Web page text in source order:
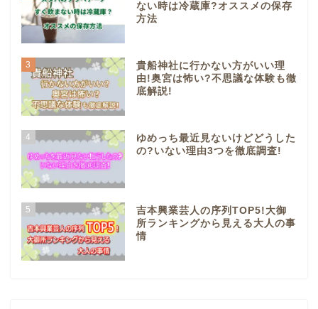
ない時は冷蔵庫?オススメの保存
方法
3
貴船神社に行かない方がいい理
由!奥宮は怖い?不思議な体験も徹
底解説!
4
ゆめっち最近見ないけどどうした
の?いない理由3つを徹底調査!
5
吉本興業芸人の序列TOP5!大御
所ランキングから見える大人の事
情